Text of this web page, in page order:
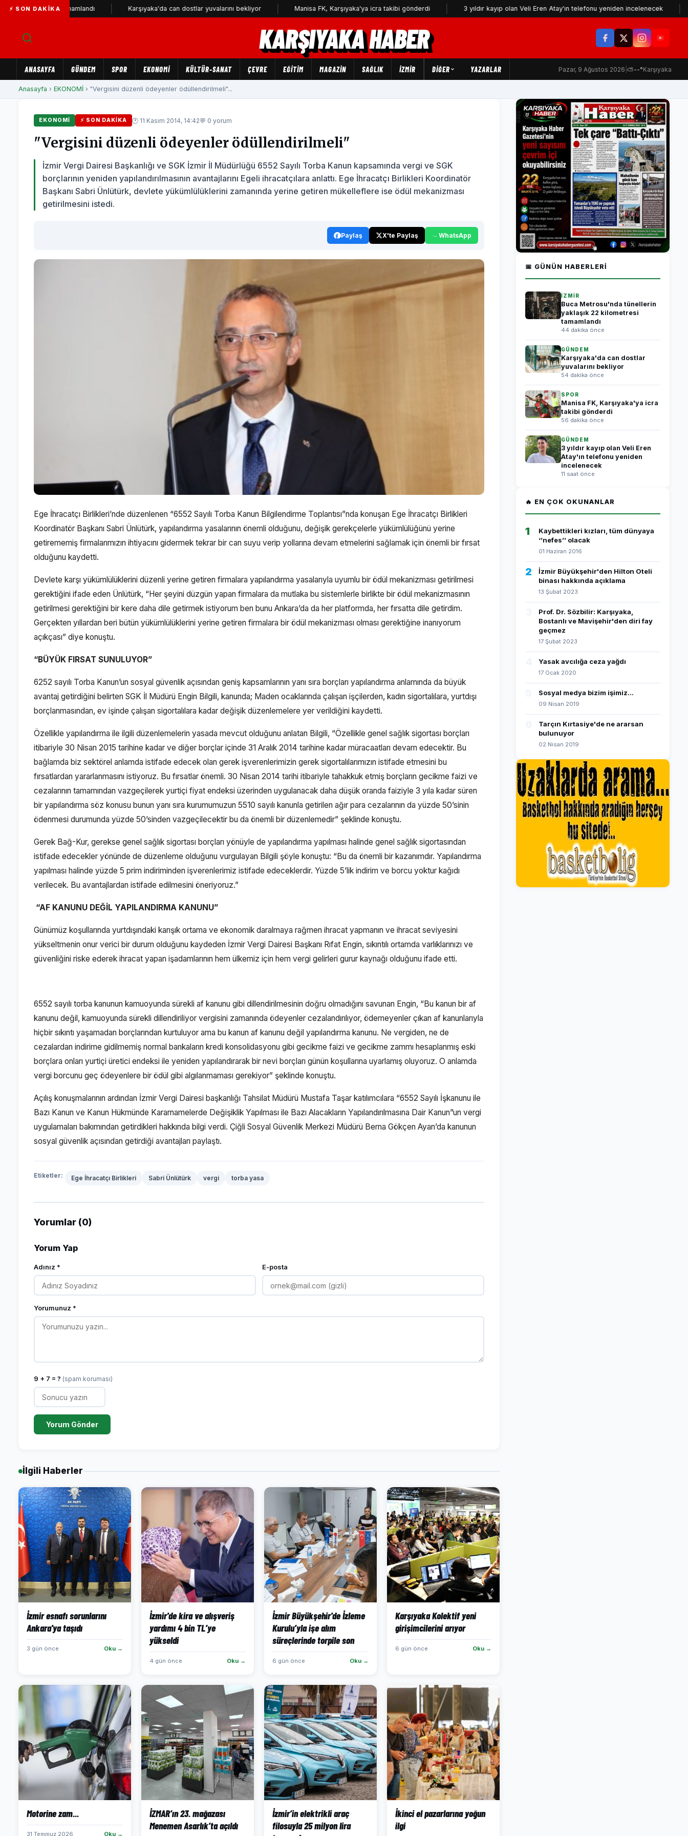
⚡ SON DAKIKA
tamamlandı Karşıyaka'da can dostlar yuvalarını bekliyor Manisa FK, Karşıyaka'ya icra takibi gönderdi 3 yıldır kayıp olan Veli Eren Atay'ın telefonu yeniden incelenecek
KARŞIYAKA HABER
ANASAYFA GÜNDEM SPOR EKONOMİ KÜLTÜR-SANAT ÇEVRE EĞİTİM MAGAZİN SAĞLIK İZMİR DIĞER YAZARLAR Pazar, 9 Ağustos 2026 ⛅--°Karşıyaka
Anasayfa › EKONOMİ › "Vergisini düzenli ödeyenler ödüllendirilmeli"...
EKONOMİ ⚡ SON DAKIKA 🕐 11 Kasım 2014, 14:42💬 0 yorum
"Vergisini düzenli ödeyenler ödüllendirilmeli"
İzmir Vergi Dairesi Başkanlığı ve SGK İzmir İl Müdürlüğü 6552 Sayılı Torba Kanun kapsamında vergi ve SGK
borçlarının yeniden yapılandırılmasının avantajlarını Egeli ihracatçılara anlattı. Ege İhracatçı Birlikleri Koordinatör
Başkanı Sabri Ünlütürk, devlete yükümlülüklerini zamanında yerine getiren mükelleflere ise ödül mekanizması
getirilmesini istedi.
Paylaş X'te Paylaş WhatsApp
Ege İhracatçı Birlikleri’nde düzenlenen “6552 Sayılı Torba Kanun Bilgilendirme Toplantısı”nda konuşan Ege İhracatçı Birlikleri
Koordinatör Başkanı Sabri Ünlütürk, yapılandırma yasalarının önemli olduğunu, değişik gerekçelerle yükümlülüğünü yerine
getirememiş firmalarımızın ihtiyacını gidermek tekrar bir can suyu verip yollarına devam etmelerini sağlamak için önemli bir fırsat
olduğunu kaydetti.
Devlete karşı yükümlülüklerini düzenli yerine getiren firmalara yapılandırma yasalarıyla uyumlu bir ödül mekanizması getirilmesi
gerektiğini ifade eden Ünlütürk, “Her şeyini düzgün yapan firmalara da mutlaka bu sistemlerle birlikte bir ödül mekanizmasının
getirilmesi gerektiğini bir kere daha dile getirmek istiyorum ben bunu Ankara’da da her platformda, her fırsatta dile getirdim.
Gerçekten yıllardan beri bütün yükümlülüklerini yerine getiren firmalara bir ödül mekanizması olması gerektiğine inanıyorum
açıkçası” diye konuştu.
“BÜYÜK FIRSAT SUNULUYOR”
6252 sayılı Torba Kanun’un sosyal güvenlik açısından geniş kapsamlarının yanı sıra borçları yapılandırma anlamında da büyük
avantaj getirdiğini belirten SGK İl Müdürü Engin Bilgili, kanunda; Maden ocaklarında çalışan işçilerden, kadın sigortalılara, yurtdışı
borçlanmasından, ev işinde çalışan sigortalılara kadar değişik düzenlemelere yer verildiğini kaydetti.
Özellikle yapılandırma ile ilgili düzenlemelerin yasada mevcut olduğunu anlatan Bilgili, “Özellikle genel sağlık sigortası borçları
itibariyle 30 Nisan 2015 tarihine kadar ve diğer borçlar içinde 31 Aralık 2014 tarihine kadar müracaatları devam edecektir. Bu
bağlamda biz sektörel anlamda istifade edecek olan gerek işverenlerimizin gerek sigortalılarımızın istifade etmesini bu
fırsatlardan yararlanmasını istiyoruz. Bu fırsatlar önemli. 30 Nisan 2014 tarihi itibariyle tahakkuk etmiş borçların gecikme faizi ve
cezalarının tamamından vazgeçilerek yurtiçi fiyat endeksi üzerinden uygulanacak daha düşük oranda faiziyle 3 yıla kadar süren
bir yapılandırma söz konusu bunun yanı sıra kurumumuzun 5510 sayılı kanunla getirilen ağır para cezalarının da yüzde 50’sinin
ödenmesi durumunda yüzde 50’sinden vazgeçilecektir bu da önemli bir düzenlemedir” şeklinde konuştu.
Gerek Bağ-Kur, gerekse genel sağlık sigortası borçları yönüyle de yapılandırma yapılması halinde genel sağlık sigortasından
istifade edecekler yönünde de düzenleme olduğunu vurgulayan Bilgili şöyle konuştu: “Bu da önemli bir kazanımdır. Yapılandırma
yapılması halinde yüzde 5 prim indiriminden işverenlerimiz istifade edeceklerdir. Yüzde 5’lik indirim ve borcu yoktur kağıdı
verilecek. Bu avantajlardan istifade edilmesini öneriyoruz.”
“AF KANUNU DEĞİL YAPILANDIRMA KANUNU”
Günümüz koşullarında yurtdışındaki karışık ortama ve ekonomik daralmaya rağmen ihracat yapmanın ve ihracat seviyesini
yükseltmenin onur verici bir durum olduğunu kaydeden İzmir Vergi Dairesi Başkanı Rıfat Engin, sıkıntılı ortamda varlıklarınızı ve
güvenliğini riske ederek ihracat yapan işadamlarının hem ülkemiz için hem vergi gelirleri gurur kaynağı olduğunu ifade etti.
6552 sayılı torba kanunun kamuoyunda sürekli af kanunu gibi dillendirilmesinin doğru olmadığını savunan Engin, “Bu kanun bir af
kanunu değil, kamuoyunda sürekli dillendiriliyor vergisini zamanında ödeyenler cezalandırılıyor, ödemeyenler çıkan af kanunlarıyla
hiçbir sıkıntı yaşamadan borçlarından kurtuluyor ama bu kanun af kanunu değil yapılandırma kanunu. Ne vergiden, ne de
cezalardan indirime gidilmemiş normal bankaların kredi konsolidasyonu gibi gecikme faizi ve gecikme zammı hesaplanmış eski
borçlara onları yurtiçi üretici endeksi ile yeniden yapılandırarak bir nevi borçları günün koşullarına uyarlamış oluyoruz. O anlamda
vergi borcunu geç ödeyenlere bir ödül gibi algılanmaması gerekiyor” şeklinde konuştu.
Açılış konuşmalarının ardından İzmir Vergi Dairesi başkanlığı Tahsilat Müdürü Mustafa Taşar katılımcılara “6552 Sayılı İşkanunu ile
Bazı Kanun ve Kanun Hükmünde Kararnamelerde Değişiklik Yapılması ile Bazı Alacakların Yapılandırılmasına Dair Kanun”un vergi
uygulamaları bakımından getirdikleri hakkında bilgi verdi. Çiğli Sosyal Güvenlik Merkezi Müdürü Berna Gökçen Ayan’da kanunun
sosyal güvenlik açısından getirdiği avantajları paylaştı.
Etiketler: Ege İhracatçı Birlikleri Sabri Ünlütürk vergi torba yasa
Yorumlar (0)
Yorum Yap
Adınız * E-posta
Yorumunuz *
9 + 7 = ? (spam koruması)
Yorum Gönder
İlgili Haberler
İzmir esnafı sorunlarını
Ankara'ya taşıdı
3 gün önce Oku →
İzmir'de kira ve alışveriş
yardımı 4 bin TL’ye
yükseldi
4 gün önce Oku →
İzmir Büyükşehir'de İzleme
Kurulu’yla işe alım
süreçlerinde torpile son
6 gün önce Oku →
Karşıyaka Kolektif yeni
girişimcilerini arıyor
6 gün önce Oku →
Motorine zam...
31 Temmuz 2026 Oku →
İZMAR’ın 23. mağazası
Menemen Asarlık’ta açıldı
İzmir’in elektrikli araç
filosuyla 25 milyon lira
İkinci el pazarlarına yoğun
ilgi
📅 GÜNÜN HABERLERI
İZMİR
Buca Metrosu'nda tünellerin
yaklaşık 22 kilometresi
tamamlandı
44 dakika önce
GÜNDEM
Karşıyaka'da can dostlar
yuvalarını bekliyor
54 dakika önce
SPOR
Manisa FK, Karşıyaka'ya icra
takibi gönderdi
56 dakika önce
GÜNDEM
3 yıldır kayıp olan Veli Eren
Atay'ın telefonu yeniden
incelenecek
11 saat önce
🔥 EN ÇOK OKUNANLAR
1
Kaybettikleri kızları, tüm dünyaya
‘’nefes’’ olacak
01 Haziran 2016
2
İzmir Büyükşehir'den Hilton Oteli
binası hakkında açıklama
13 Şubat 2023
Prof. Dr. Sözbilir: Karşıyaka,
Bostanlı ve Mavişehir'den diri fay
geçmez
17 Şubat 2023
Yasak avcılığa ceza yağdı
17 Ocak 2020
Sosyal medya bizim işimiz...
09 Nisan 2019
Tarçın Kırtasiye'de ne ararsan
bulunuyor
02 Nisan 2019